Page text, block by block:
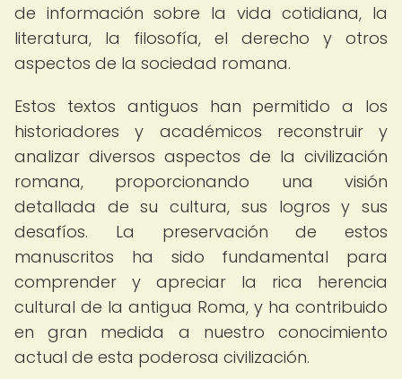
de información sobre la vida cotidiana, la
literatura, la filosofía, el derecho y otros
aspectos de la sociedad romana.
Estos textos antiguos han permitido a los
historiadores y académicos reconstruir y
analizar diversos aspectos de la civilización
romana, proporcionando una visión
detallada de su cultura, sus logros y sus
desafíos. La preservación de estos
manuscritos ha sido fundamental para
comprender y apreciar la rica herencia
cultural de la antigua Roma, y ha contribuido
en gran medida a nuestro conocimiento
actual de esta poderosa civilización.